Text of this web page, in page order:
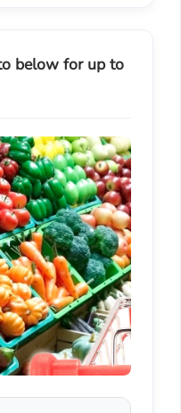
below for up to